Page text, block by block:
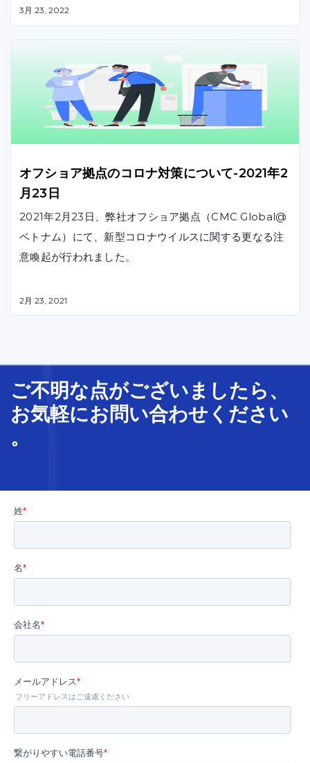
をご紹介します。
3月 23, 2022
オフショア拠点のコロナ対策について-2021年2
月23日
2021年2月23日、弊社オフショア拠点（CMC Global@
ベトナム）にて、新型コロナウイルスに関する更なる注
意喚起が行われました。
2月 23, 2021
ご不明な点がございましたら、
お気軽にお問い合わせ ください
。